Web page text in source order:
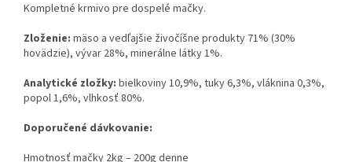
Kompletné krmivo pre dospelé mačky.
Zloženie: mäso a vedľajšie živočíšne produkty 71% (30%
hovädzie), vývar 28%, minerálne látky 1%.
Analytické zložky: bielkoviny 10,9%, tuky 6,3%, vláknina 0,3%,
popol 1,6%, vlhkosť 80%.
Doporučené dávkovanie:
Hmotnosť mačky 2kg – 200g denne